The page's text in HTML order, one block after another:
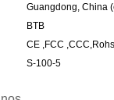
Guangdong, China
BTB
CE ,FCC
S-100-5